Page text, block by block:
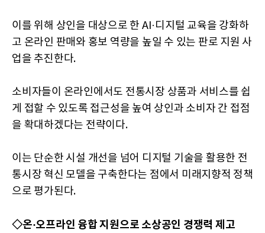
이를 위해 상인을 대상으로 한 AI·디지털 교육을 강화하
고 온라인 판매와 홍보 역량을 높일 수 있는 판로 지원 사
업을 추진한다.
소비자들이 온라인에서도 전통시장 상품과 서비스를 쉽
게 접할 수 있도록 접근성을 높여 상인과 소비자 간 접점
을 확대하겠다는 전략이다.
이는 단순한 시설 개선을 넘어 디지털 기술을 활용한 전
통시장 혁신 모델을 구축한다는 점에서 미래지향적 정책
으로 평가된다.
◇온·오프라인 융합 지원으로 소상공인 경쟁력 제고